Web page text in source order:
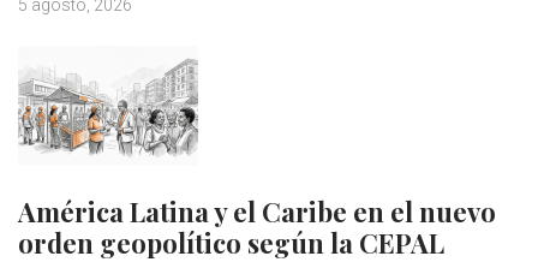
5 agosto, 2026
América Latina y el Caribe en el nuevo
orden geopolítico según la CEPAL